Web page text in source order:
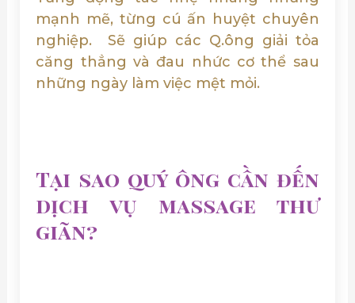
mạnh mẽ, từng cú ấn huyệt chuyên
nghiệp. Sẽ giúp các Q.ông giải tỏa
căng thẳng và đau nhức cơ thể sau
những ngày làm việc mệt mỏi.
Tại sao quý ông cần đến
dịch vụ massage thư
giãn?